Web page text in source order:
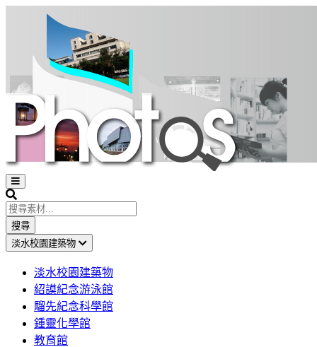
Open
sidebar
Search
搜尋
淡水校園建築物
淡水校園建築物
紹謨紀念游泳館
騮先紀念科學館
鍾靈化學館
教育館